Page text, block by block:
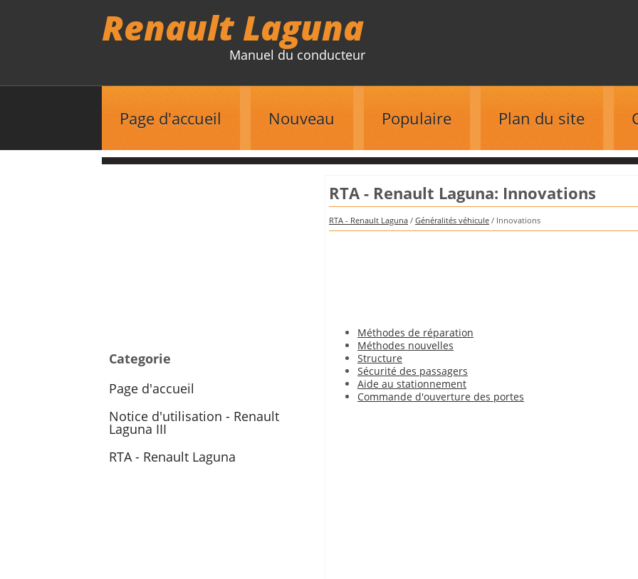
Renault Laguna
Manuel du conducteur
Page d'accueil Nouveau Populaire Plan du site
RTA - Renault Laguna: Innovations
RTA - Renault Laguna / Généralités véhicule / Innovations
Méthodes de réparation
Méthodes nouvelles
Structure
Sécurité des passagers
Aide au stationnement
Commande d'ouverture des portes
Categorie
Page d'accueil
Notice d'utilisation - Renault
Laguna III
RTA - Renault Laguna